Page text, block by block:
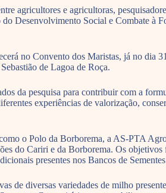
agricultores e agricultoras,
Desenvolvimento Social e Combate à
no Convento dos Maristas, já no dia
de Lagoa de Roça.
da pesquisa para contribuir com a
experiências de valorização,
o Polo da Borborema, a AS-PTA
do Cariri e da Borborema. Os
presentes nos Bancos de
de diversas variedades de milho